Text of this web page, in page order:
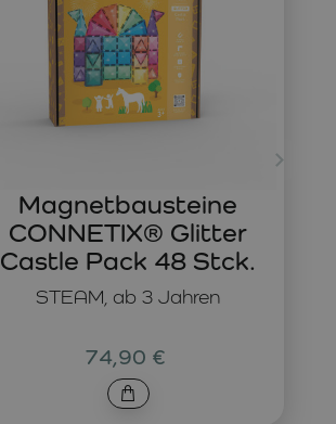
STEAM, ab 3 Jahren
Magnetbausteine
CONNETIX® Glitter
Castle Pack 48 Stck.
74,90 €